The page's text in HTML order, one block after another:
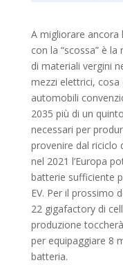
A migliorare ancora
con la “scossa” è
di materiali vergini
mezzi elettrici, cosa
automobili
2035 più di un
necessari per
provenire dal riciclo
nel 2021 l’Europa
batterie sufficiente
EV. Per il prossimo
22 gigafactory di
produzione
per equipaggiare 8
batteria.